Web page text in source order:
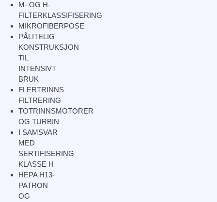
M- OG H-
FILTERKLASSIFISERING
MIKROFIBERPOSE
PÅLITELIG
KONSTRUKSJON
TIL
INTENSIVT
BRUK
FLERTRINNS
FILTRERING
TOTRINNSMOTORER
OG TURBIN
I SAMSVAR
MED
SERTIFISERING
KLASSE H
HEPA H13-
PATRON
OG